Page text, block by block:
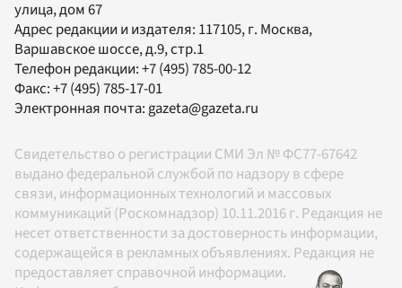
улица, дом 67
Адрес редакции и издателя: 117105, г. Москва,
Варшавское шоссе, д.9, стр.1
Телефон редакции:+7 (495) 785-00-12
Факс:+7 (495) 785-17-01
Электронная почта:gazeta@gazeta.ru
Свидетельство о регистрации СМИ Эл № ФС77-67642
выдано федеральной службой по надзору в сфере
связи, информационных технологий и массовых
коммуникаций (Роскомнадзор) 10.11.2016 г. Редакция не
несет ответственности за достоверность информации,
содержащейся в рекламных объявлениях. Редакция не
предоставляет справочной информации.